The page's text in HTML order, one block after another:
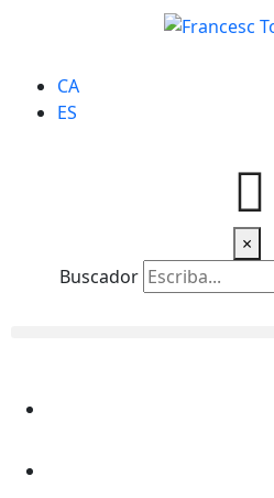
CA
ES
×
Buscador